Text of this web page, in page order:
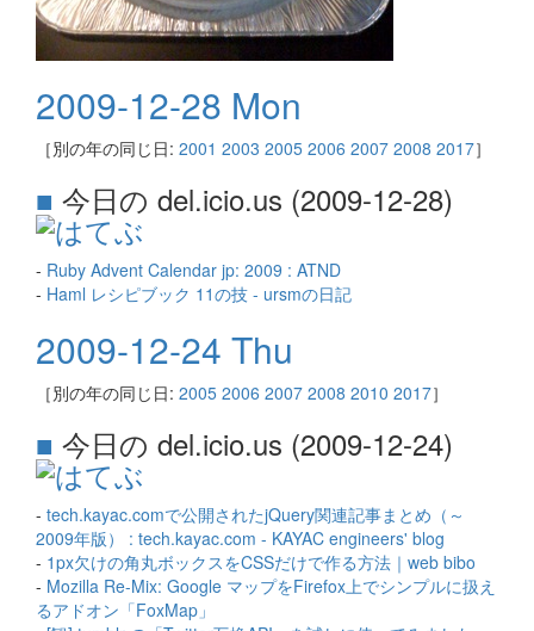
2009-12-28 Mon
［別の年の同じ日: 2001 2003 2005 2006 2007 2008 2017］
■ 今日の del.icio.us (2009-12-28)
- Ruby Advent Calendar jp: 2009 : ATND
- Haml レシピブック 11の技 - ursmの日記
2009-12-24 Thu
［別の年の同じ日: 2005 2006 2007 2008 2010 2017］
■ 今日の del.icio.us (2009-12-24)
- tech.kayac.comで公開されたjQuery関連記事まとめ（～
2009年版） : tech.kayac.com - KAYAC engineers' blog
- 1px欠けの角丸ボックスをCSSだけで作る方法｜web bibo
- Mozilla Re-Mix: Google マップをFirefox上でシンプルに扱え
るアドオン「FoxMap」